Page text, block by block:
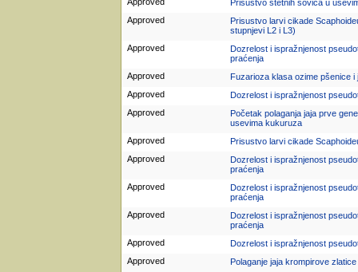
Prisustvo štetnih sovica u
Approved
Prisustvo larvi cikade
stupnjevi L2 i L3)
Approved
Dozrelost i ispražnjenost
praćenja
Approved
Fuzarioza klasa ozime pšenice i
Approved
Dozrelost i ispražnjenost
Approved
Početak polaganja jaja prve
usevima kukuruza
Approved
Prisustvo larvi cikade
Approved
Dozrelost i ispražnjenost
praćenja
Approved
Dozrelost i ispražnjenost
praćenja
Approved
Dozrelost i ispražnjenost
praćenja
Approved
Dozrelost i ispražnjenost
Approved
Polaganje jaja krompirove